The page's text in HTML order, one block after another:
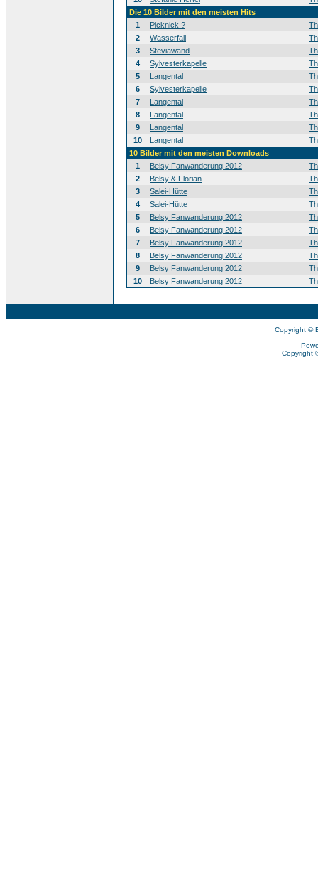
Die 10 Bilder mit den meisten Hits
1
Picknick ?
2
Wasserfall
3
Steviawand
4
Sylvesterkapelle
5
Langental
6
Sylvesterkapelle
7
Langental
8
Langental
9
Langental
10
Langental
10 Bilder mit den meisten Downloads
1
Belsy Fanwanderung 2012
2
Belsy & Florian
3
Salei-Hütte
4
Salei-Hütte
5
Belsy Fanwanderung 2012
6
Belsy Fanwanderung 2012
7
Belsy Fanwanderung 2012
8
Belsy Fanwanderung 2012
9
Belsy Fanwanderung 2012
10
Belsy Fanwanderung 2012
Copyright ©
Copyright